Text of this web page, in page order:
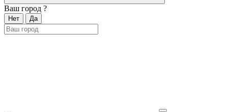
Ваш город ?
Нет Да